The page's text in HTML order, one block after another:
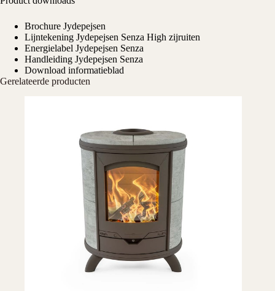
Brochure Jydepejsen
Lijntekening Jydepejsen Senza High zijruiten
Energielabel Jydepejsen Senza
Handleiding Jydepejsen Senza
Download informatieblad
Gerelateerde producten